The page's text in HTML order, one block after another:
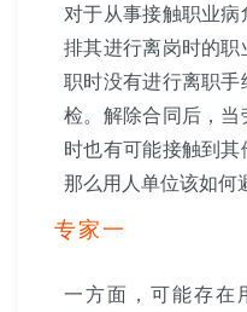
对于从事接触职业
排其进行离岗时的
职时没有进行离职
检。解除合同后，
时也有可能接触到其
那么用人单位该如何
专家一
一方面，可能存在